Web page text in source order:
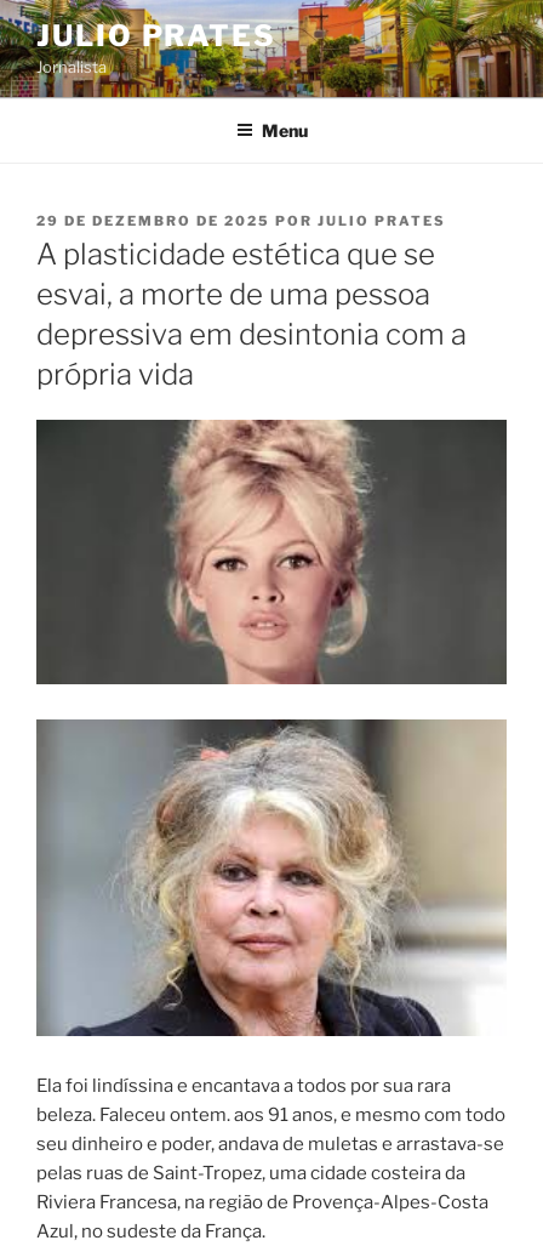
Pular
para
o
conteúdo
JULIO PRATES
Jornalista
Menu
PUBLICADO
EM
29 DE DEZEMBRO DE 2025 POR JULIO PRATES
A plasticidade estética que se
esvai, a morte de uma pessoa
depressiva em desintonia com a
própria vida
Ela foi lindíssina e encantava a todos por sua rara
beleza. Faleceu ontem. aos 91 anos, e mesmo com todo
seu dinheiro e poder, andava de muletas e arrastava-se
pelas ruas de Saint-Tropez, uma cidade costeira da
Riviera Francesa, na região de Provença-Alpes-Costa
Azul, no sudeste da França.